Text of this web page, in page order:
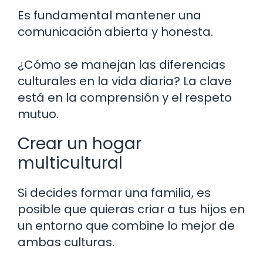
Es fundamental mantener una
comunicación abierta y honesta.
¿Cómo se manejan las diferencias
culturales en la vida diaria? La clave
está en la comprensión y el respeto
mutuo.
Crear un hogar
multicultural
Si decides formar una familia, es
posible que quieras criar a tus hijos en
un entorno que combine lo mejor de
ambas culturas.